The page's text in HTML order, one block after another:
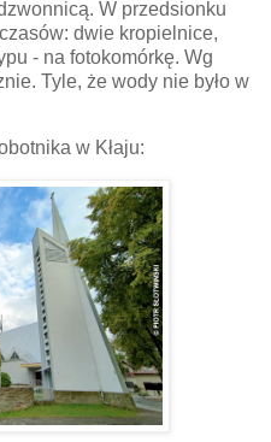
W przedsionku
dwie kropielnice,
- na fotokomórkę. Wg
Tyle, że wody nie było w
w Kłaju: